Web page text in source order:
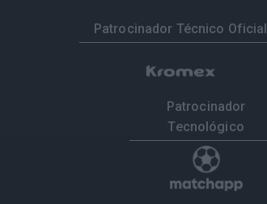
Patrocinador Técnico Oficial
Patrocinador
Tecnológico